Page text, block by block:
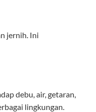
jernih. Ini
debu, air, getaran,
lingkungan.